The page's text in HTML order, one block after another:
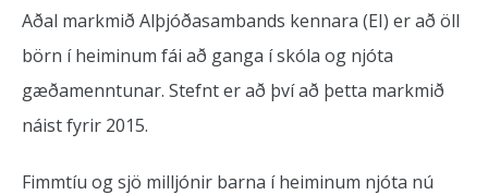
Aðal markmið Alþjóðasambands kennara (EI) er að öll
börn í heiminum fái að ganga í skóla og njóta
gæðamenntunar. Stefnt er að því að þetta markmið
náist fyrir 2015.
Fimmtíu og sjö milljónir barna í heiminum njóta nú